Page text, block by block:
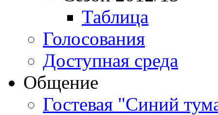
Таблица
Голосования
Доступная среда
Общение
Гостевая "Синий